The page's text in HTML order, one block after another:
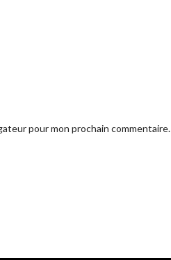
pour mon prochain commentaire.